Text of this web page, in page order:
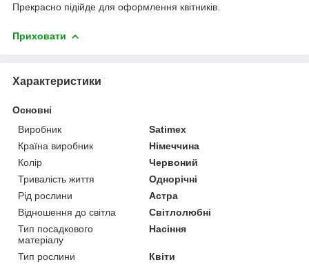
Прекрасно підійде для оформлення квітників.
Приховати
Характеристики
Основні
Виробник
Satimex
Країна виробник
Німеччина
Колір
Червоний
Тривалість життя
Однорічні
Рід рослини
Астра
Відношення до світла
Світлолюбні
Тип посадкового
матеріалу
Насіння
Тип рослини Квіти